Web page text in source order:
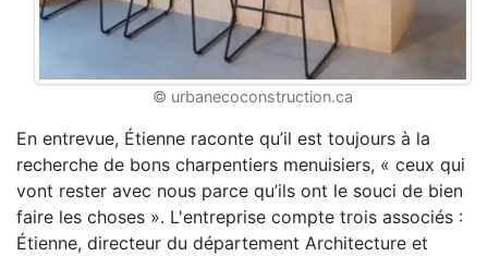
© urbanecoconstruction.ca
En entrevue, Étienne raconte qu’il est toujours à la
recherche de bons charpentiers menuisiers, « ceux qui
vont rester avec nous parce qu’ils ont le souci de bien
faire les choses ». L'entreprise compte trois associés :
Étienne, directeur du département Architecture et